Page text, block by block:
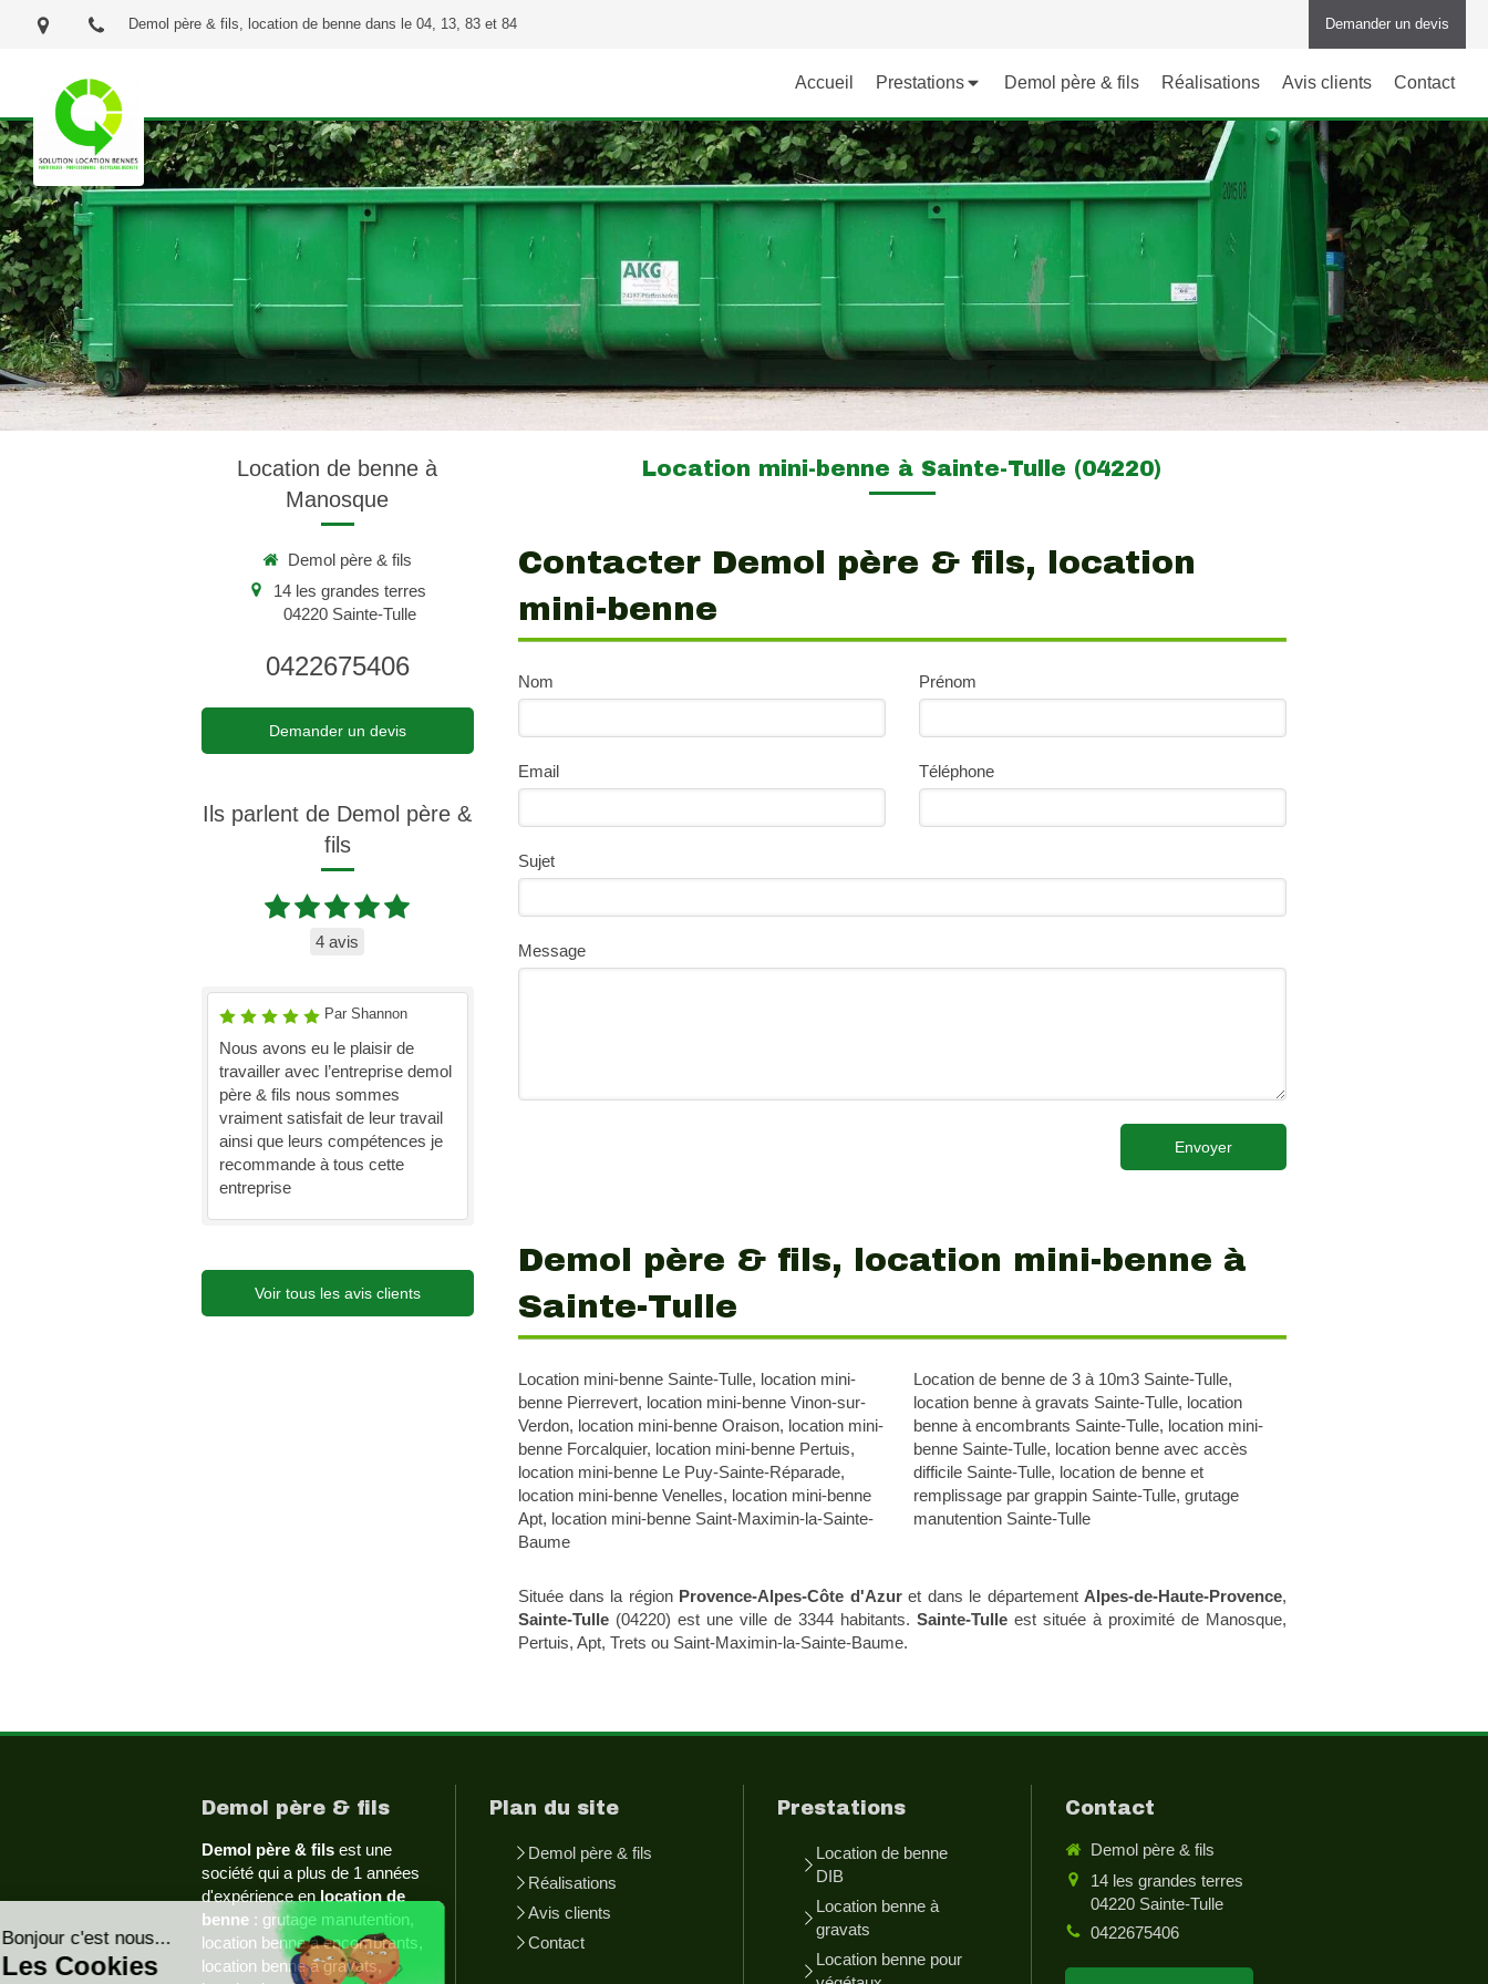
Demol père & fils, location de benne dans le 04, 13, 83 et 84 Demander un devis
Accueil Prestations Demol père & fils Réalisations Avis clients Contact
Location mini-benne à Sainte-Tulle (04220)
Contacter Demol père & fils, location
mini-benne
Nom Prénom
Email Téléphone
Sujet
Message
Envoyer
Demol père & fils, location mini-benne à
Sainte-Tulle
Location mini-benne Sainte-Tulle, location mini-
benne Pierrevert, location mini-benne Vinon-sur-
Verdon, location mini-benne Oraison, location mini-
benne Forcalquier, location mini-benne Pertuis,
location mini-benne Le Puy-Sainte-Réparade,
location mini-benne Venelles, location mini-benne
Apt, location mini-benne Saint-Maximin-la-Sainte-
Baume
Location de benne de 3 à 10m3 Sainte-Tulle,
location benne à gravats Sainte-Tulle, location
benne à encombrants Sainte-Tulle, location mini-
benne Sainte-Tulle, location benne avec accès
difficile Sainte-Tulle, location de benne et
remplissage par grappin Sainte-Tulle, grutage
manutention Sainte-Tulle
Située dans la région Provence-Alpes-Côte d'Azuret dans le département Alpes-de-Haute-Provence,
Sainte-Tulle(04220) est une ville de 3344 habitants. Sainte-Tulleest située à proximité de Manosque,
Pertuis, Apt, Trets ou Saint-Maximin-la-Sainte-Baume.
Location de benne à
Manosque
Demol père & fils
14 les grandes terres
04220 Sainte-Tulle
0422675406
Demander un devis
Ils parlent de Demol père &
fils
4 avis
Par Shannon
Nous avons eu le plaisir de
travailler avec l’entreprise demol
père & fils nous sommes
vraiment satisfait de leur travail
ainsi que leurs compétences je
recommande à tous cette
entreprise
Voir tous les avis clients
Demol père & fils
Demol père & fils est une
société qui a plus de 1 années
d'expérience en location de
benne : grutage manutention,
location benne à encombrants,
location benne à gravats,
Plan du site
Demol père & fils
Réalisations
Avis clients
Contact
Prestations
Location de benne
DIB
Location benne à
gravats
Location benne pour
Contact
Demol père & fils
14 les grandes terres
04220 Sainte-Tulle
0422675406